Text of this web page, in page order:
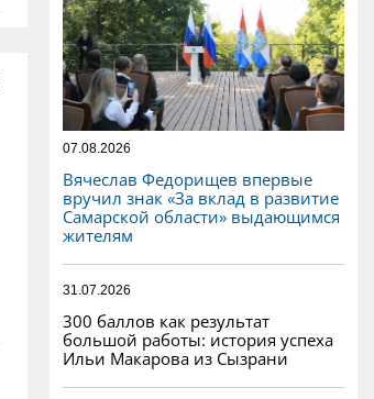
07.08.2026
Вячеслав Федорищев впервые
вручил знак «За вклад в развитие
Самарской области» выдающимся
жителям
31.07.2026
300 баллов как результат
большой работы: история успеха
Ильи Макарова из Сызрани